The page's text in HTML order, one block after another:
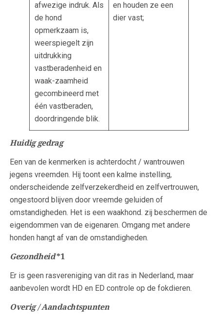
afwezige indruk. Als
de hond
opmerkzaam is,
weerspiegelt zijn
uitdrukking
vastberadenheid en
waak-zaamheid
gecombineerd met
één vastberaden,
doordringende blik.
en houden ze een
dier vast;
Huidig gedrag
Een van de kenmerken is achterdocht / wantrouwen
jegens vreemden. Hij toont een kalme instelling,
onderscheidende zelfverzekerdheid en zelfvertrouwen,
ongestoord blijven door vreemde geluiden of
omstandigheden. Het is een waakhond. zij beschermen de
eigendommen van de eigenaren. Omgang met andere
honden hangt af van de omstandigheden.
Gezondheid*1
Er is geen rasvereniging van dit ras in Nederland, maar
aanbevolen wordt HD en ED controle op de fokdieren.
Overig / Aandachtspunten